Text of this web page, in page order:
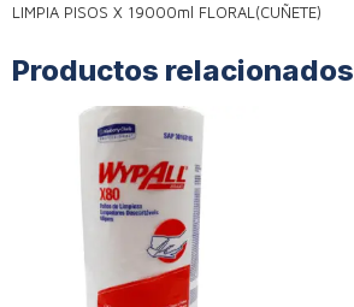
LIMPIA PISOS X 19000ml FLORAL(CUÑETE)
Productos relacionados